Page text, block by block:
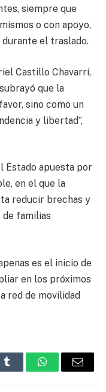
siempre que
o con apoyo,
el traslado.
Castillo Chavarrí,
que la
sino como un
y libertad”,
Estado apuesta por
en el que la
reducir brechas y
de familias
es el inicio de
en los próximos
red de movilidad
Tumblr WhatsAppEmail